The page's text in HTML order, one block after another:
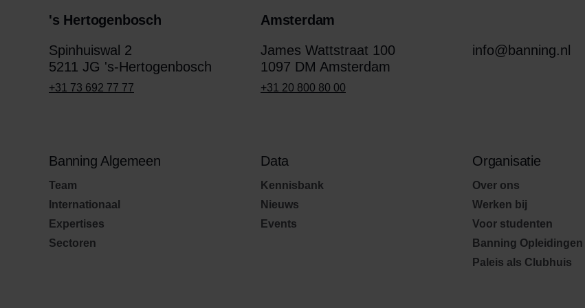
's Hertogenbosch
Spinhuiswal 2
5211 JG 's-Hertogenbosch
+31 73 692 77 77
Amsterdam
James Wattstraat 100
1097 DM Amsterdam
+31 20 800 80 00
info@banning.nl
Banning Algemeen
Team
Internationaal
Expertises
Sectoren
Data
Kennisbank
Nieuws
Events
Organisatie
Over ons
Werken bij
Voor studenten
Banning Opleidingen
Paleis als Clubhuis